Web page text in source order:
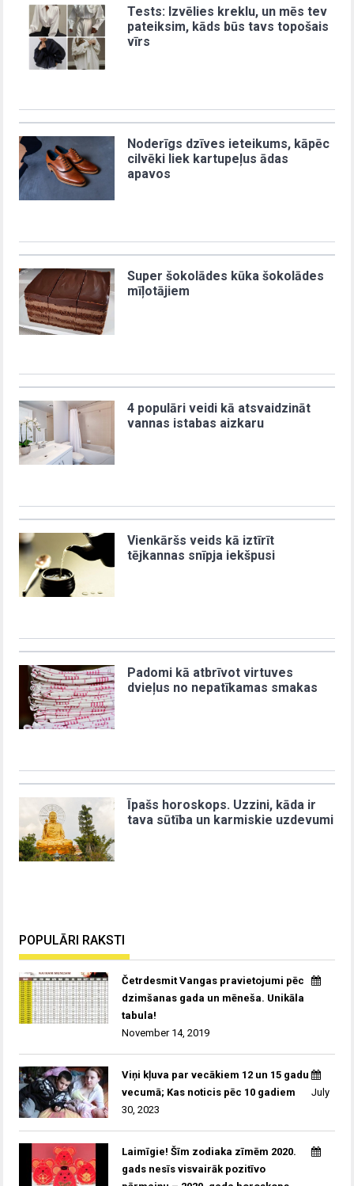
Tests: Izvēlies kreklu, un mēs tev
pateiksim, kāds būs tavs topošais
vīrs
Noderīgs dzīves ieteikums, kāpēc
cilvēki liek kartupeļus ādas
apavos
Super šokolādes kūka šokolādes
mīļotājiem
4 populāri veidi kā atsvaidzināt
vannas istabas aizkaru
Vienkāršs veids kā iztīrīt
tējkannas snīpja iekšpusi
Padomi kā atbrīvot virtuves
dvieļus no nepatīkamas smakas
Īpašs horoskops. Uzzini, kāda ir
tava sūtība un karmiskie uzdevumi
POPULĀRI RAKSTI
Četrdesmit Vangas pravietojumi pēc
dzimšanas gada un mēneša. Unikāla
tabula!
November 14, 2019
Viņi kļuva par vecākiem 12 un 15 gadu
vecumā; Kas noticis pēc 10 gadiem
July
30, 2023
Laimīgie! Šīm zodiaka zīmēm 2020.
gads nesīs visvairāk pozitīvo